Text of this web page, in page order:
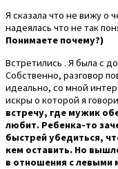
Я сказала что не вижу о
надеялась что не так
Понимаете почему?)
Встретились . Я была с
Собственно, разговор
идеально, со мной
искры о которой я
встречу, где мужик
любит. Ребенка-то
быстрей убедиться,
кем оставить. Но
в отношения с